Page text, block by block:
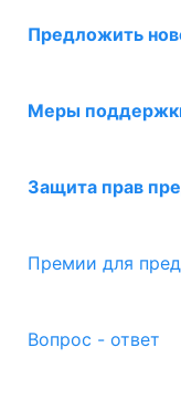
Предложить
Меры
Защита прав
Премии для
Вопрос - ответ